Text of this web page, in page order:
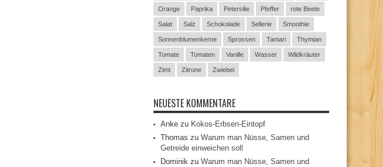
Orange Paprika Petersilie Pfeffer rote Beete
Salat Salz Schokolade Sellerie Smoothie
Sonnenblumenkerne Sprossen Tamari Thymian
Tomate Tomaten Vanille Wasser Wildkräuter
Zimt Zitrone Zwiebel
NEUESTE KOMMENTARE
Anke zu Kokos-Erbsen-Eintopf
Thomas zu Warum man Nüsse, Samen und
Getreide einweichen soll
Dominik zu Warum man Nüsse, Samen und